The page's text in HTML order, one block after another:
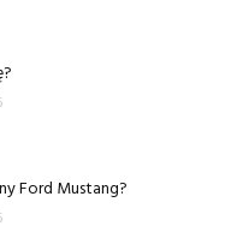
Ford Mustang?